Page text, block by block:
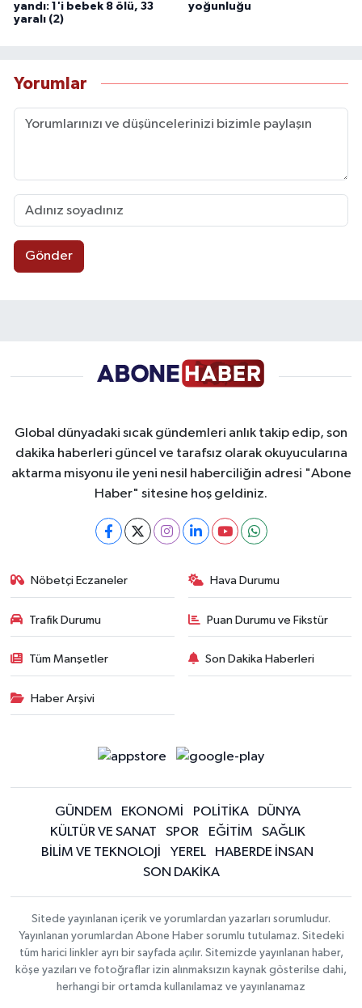
yandı: 1'i bebek 8 ölü, 33
yaralı (2)
yoğunluğu
Yorumlar
Gönder
Global dünyadaki sıcak gündemleri anlık takip edip, son
dakika haberleri güncel ve tarafsız olarak okuyucularına
aktarma misyonu ile yeni nesil haberciliğin adresi "Abone
Haber" sitesine hoş geldiniz.
Nöbetçi Eczaneler Hava Durumu
Trafik Durumu Puan Durumu ve Fikstür
Tüm Manşetler Son Dakika Haberleri
Haber Arşivi
GÜNDEM EKONOMİ POLİTİKA
DÜNYA
KÜLTÜR VE SANAT
SPOR EĞİTİM
SAĞLIK
BİLİM VE TEKNOLOJİ
YEREL
HABERDE İNSAN
SON DAKİKA
Sitede yayınlanan içerik ve yorumlardan yazarları sorumludur.
Yayınlanan yorumlardan Abone Haber sorumlu tutulamaz. Sitedeki
tüm harici linkler ayrı bir sayfada açılır. Sitemizde yayınlanan haber,
köşe yazıları ve fotoğraflar izin alınmaksızın kaynak gösterilse dahi,
herhangi bir ortamda kullanılamaz ve yayınlanamaz